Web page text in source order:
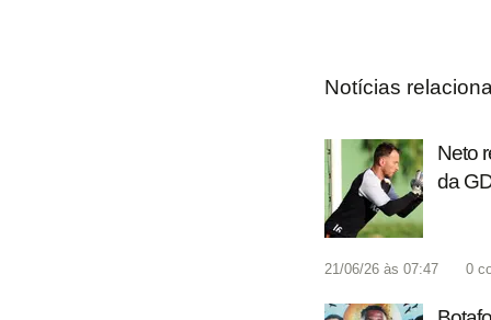
Notícias
Neto
da
21/06/26 às 07:47 0